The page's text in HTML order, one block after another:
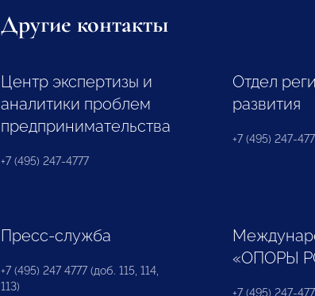
Другие контакты
Центр экспертизы и
аналитики проблем
предпринимательства
+7 (495) 247-4777
Отдел
развития
+7 (495) 247-
Пресс-служба
+7 (495) 247 4777 (доб. 115, 114,
113)
«ОПОРЫ
+7 (495) 247-